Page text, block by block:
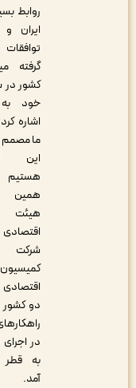
روابط بسیار خوب
ایران و قطر و
توافقات صورت
گرفته میان دو
کشور در سفر اخیر
خود به دوحه
اشاره کرد و گفت:
ما مصمم به اجرای
این توافقات
هستیم و در
همین راستا
هیئت بلندپایه
اقتصادی ما برای
شرکت در
کمیسیون
اقتصادی مشترک
دو کشور و بررسی
راهکارهای تسریع
در اجرای توافقات
به قطر خواهد